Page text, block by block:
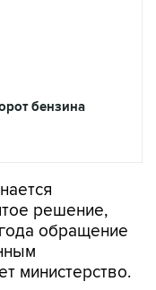
бензина
решение,
обращение
министерство.